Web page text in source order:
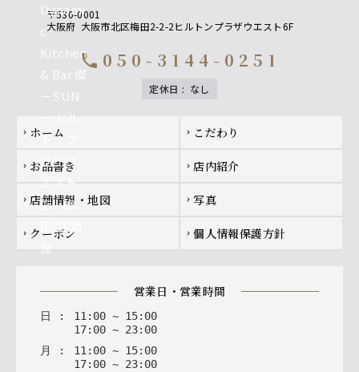
〒530-0001
大阪府 大阪市北区梅田2-2-2ヒルトンプラザウエスト6F
call 050-3144-0251
定休日 : なし
Footer navigation
chevron_right ホーム chevron_right こだわり
chevron_right お品書き chevron_right 店内紹介
chevron_right 店舗情報・地図 chevron_right 写真
chevron_right クーポン chevron_right 個人情報保護方針
営業日・営業時間
日 : 11 : 00 ~ 15: 00
17: 00 ~ 23: 00
月
: 11: 00 ~ 15: 00
17: 00 ~ 23: 00